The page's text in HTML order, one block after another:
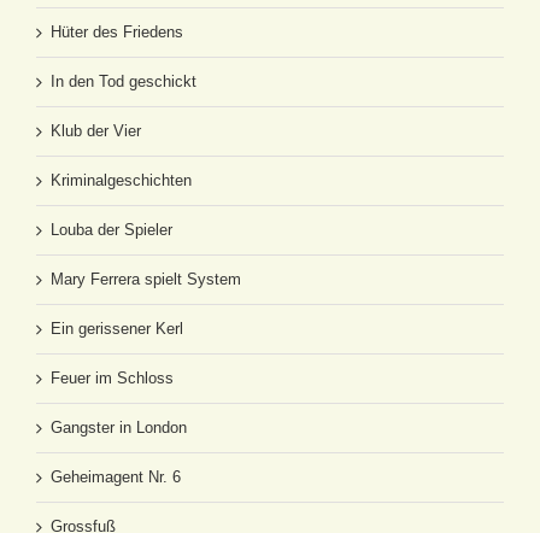
Hüter des Friedens
In den Tod geschickt
Klub der Vier
Kriminalgeschichten
Louba der Spieler
Mary Ferrera spielt System
Ein gerissener Kerl
Feuer im Schloss
Gangster in London
Geheimagent Nr. 6
Grossfuß